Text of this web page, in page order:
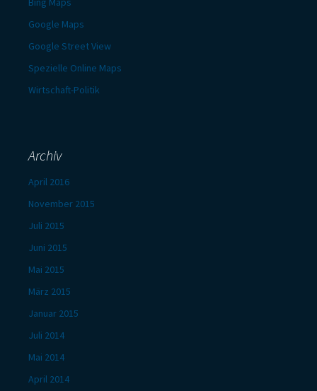
Google Maps
Google Street View
Spezielle Online Maps
Wirtschaft-Politik
Archiv
April 2016
November 2015
Juli 2015
Juni 2015
Mai 2015
März 2015
Januar 2015
Juli 2014
Mai 2014
April 2014